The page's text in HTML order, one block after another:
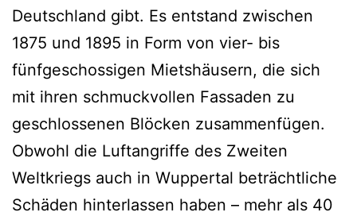
Deutschland gibt. Es entstand zwischen
1875 und 1895 in Form von vier- bis
fünfgeschossigen Mietshäusern, die sich
mit ihren schmuckvollen Fassaden zu
geschlossenen Blöcken zusammenfügen.
Obwohl die Luftangriffe des Zweiten
Weltkriegs auch in Wuppertal beträchtliche
Schäden hinterlassen haben – mehr als 40